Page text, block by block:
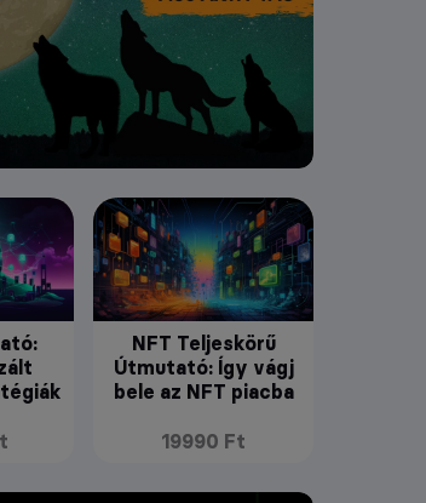
NFT Teljeskörű
Útmutató: Így vágj
bele az NFT piacba
19990 Ft